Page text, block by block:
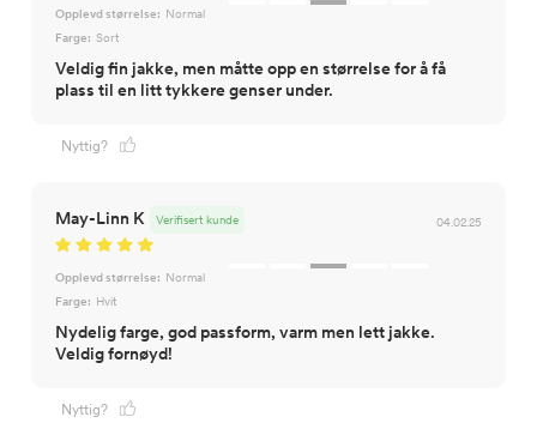
Opplevd størrelse: Normal
Farge: Sort
Veldig fin jakke, men måtte opp en størrelse for å få
plass til en litt tykkere genser under.
Nyttig?
May-Linn K 04.02.25
Verifisert kunde
Opplevd størrelse: Normal
Farge: Hvit
Nydelig farge, god passform, varm men lett jakke.
Veldig fornøyd!
Nyttig?